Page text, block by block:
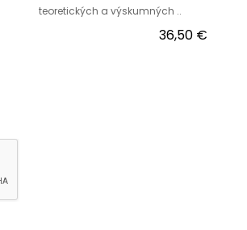
teoretických a výskumných ..
36,50 €